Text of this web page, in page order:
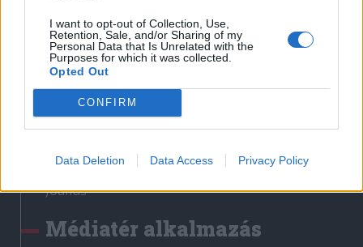
I want to opt-out of Collection, Use,
Retention, Sale, and/or Sharing of my
Personal Data that Is Unrelated with the
Purposes for which it was collected.
Opted Out
CONFIRM
Data Deletion Data Access Privacy Policy
Liget
Krónika
Bihari Napló
Erdélyi Napló
Főtér
Rádió GaGa
Jóállás
Médiatér alkalmazás